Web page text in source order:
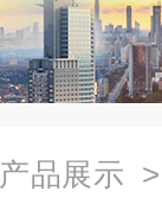
产品展示